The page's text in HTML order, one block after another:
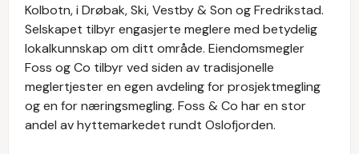
Kolbotn, i Drøbak, Ski, Vestby & Son og Fredrikstad.
Selskapet tilbyr engasjerte meglere med betydelig
lokalkunnskap om ditt område. Eiendomsmegler
Foss og Co tilbyr ved siden av tradisjonelle
meglertjester en egen avdeling for prosjektmegling
og en for næringsmegling. Foss & Co har en stor
andel av hyttemarkedet rundt Oslofjorden.